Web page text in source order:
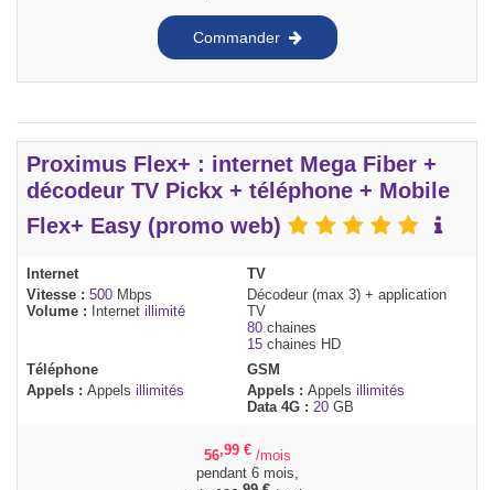
Commander
Proximus Flex+ : internet Mega Fiber +
décodeur TV Pickx + téléphone + Mobile
Flex+ Easy (promo web)
Internet
Vitesse : 500 Mbps
Volume :
Internet illimité
TV
Décodeur (max 3) + application
TV
80 chaines
15 chaines HD
Téléphone
Appels : Appels illimités
GSM
Appels : Appels illimités
Data 4G : 20 GB
56,99 € /mois
pendant 6 mois,